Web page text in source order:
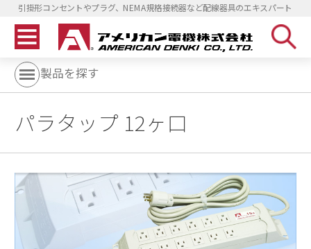
引掛形コンセントやプラグ、NEMA規格接続器など配線器具のエキスパート
製品を探す
パラタップ 12ヶ口